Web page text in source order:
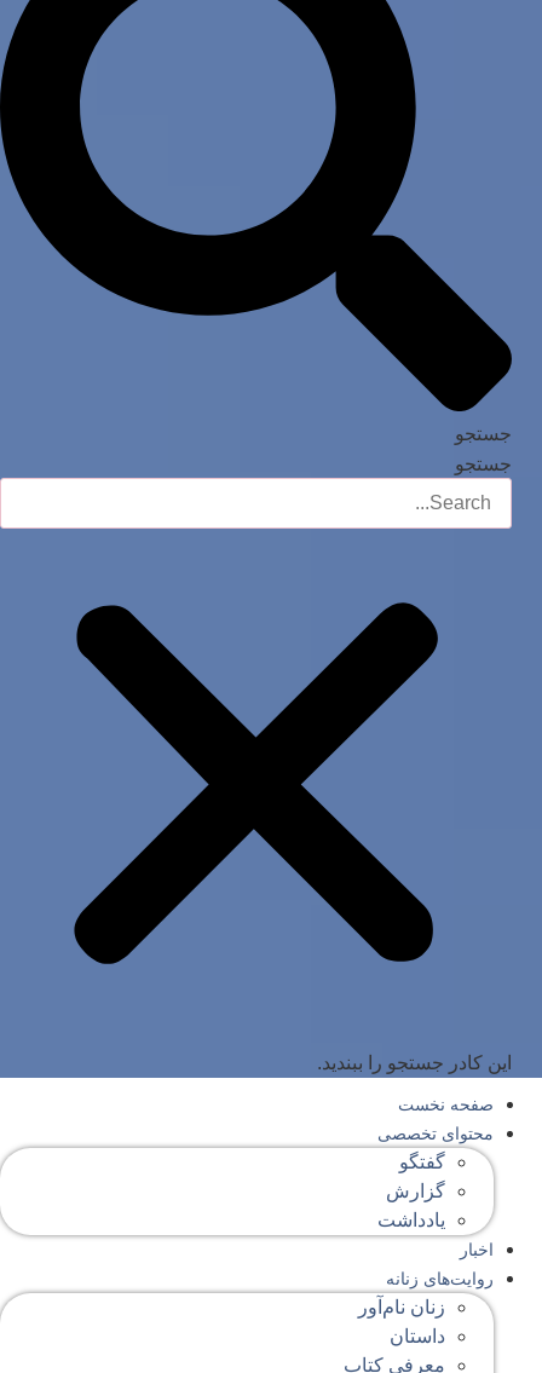
جستجو
جستجو
این کادر جستجو را ببندید.
صفحه‌ نخست
محتوای‌ تخصصی
گفتگو
گزارش
یادداشت
اخبار
روایت‌های زنانه
زنان نام‌آور
داستان
معرفی کتاب